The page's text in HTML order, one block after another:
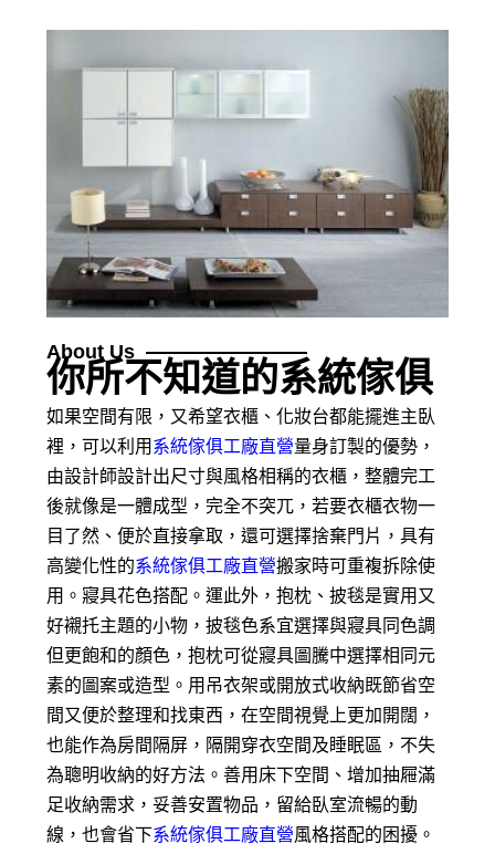
About Us
你所不知道的系統傢俱
如果空間有限，又希望衣櫃、化妝台都能擺進主臥
裡，可以利用 系統傢俱工廠直營量身訂製的優勢，
由設計師設計出尺寸與風格相稱的衣櫃，整體完工
後就像是一體成型，完全不突兀，若要衣櫃衣物一
目了然、便於直接拿取，還可選擇捨棄門片，具有
高變化性的系統傢俱工廠直營搬家時可重複拆除使
用。寢具花色搭配。運此外，抱枕、披毯是實用又
好襯托主題的小物，披毯色系宜選擇與寢具同色調
但更飽和的顏色，抱枕可從寢具圖騰中選擇相同元
素的圖案或造型。用吊衣架或開放式收納既節省空
間又便於整理和找東西，在空間視覺上更加開闊，
也能作為房間隔屏，隔開穿衣空間及睡眠區，不失
為聰明收納的好方法。善用床下空間、增加抽屜滿
足收納需求，妥善安置物品，留給臥室流暢的動
線，也會省下系統傢俱工廠直營風格搭配的困擾。